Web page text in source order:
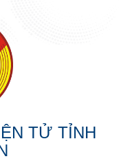
TỬ TỈNH